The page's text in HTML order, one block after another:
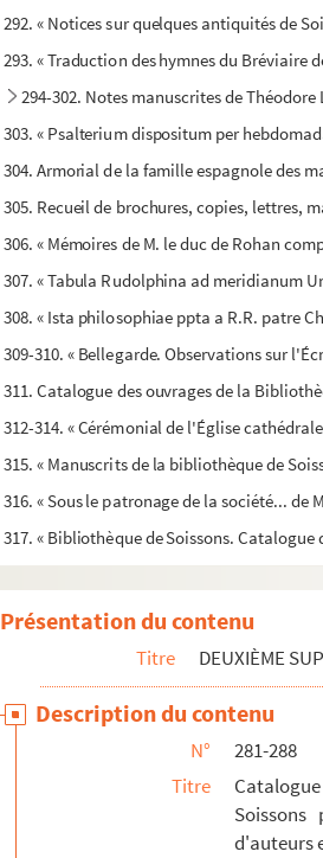
292. « Notices sur quelques antiquités de
293. « Traduction des hymnes du Bréviaire
294-302. Notes manuscrites de
303. « Psalterium dispositum per
304. Armorial de la famille espagnole des
305. Recueil de brochures, copies, lettres,
306. « Mémoires de M. le duc de Rohan
307. « Tabula Rudolphina ad meridianum
308. « Ista philosophiae ppta a R.R. patre
309-310. « Bellegarde. Observations sur
311. Catalogue des ouvrages de la
312-314. « Cérémonial de l'Église
315. « Manuscrits de la bibliothèque de
316. « Sous le patronage de la société...
317. « Bibliothèque de Soissons.
Présentation du contenu
Titre DEUXIÈME
Description du contenu
N°
281-288
Titre
d'auteurs